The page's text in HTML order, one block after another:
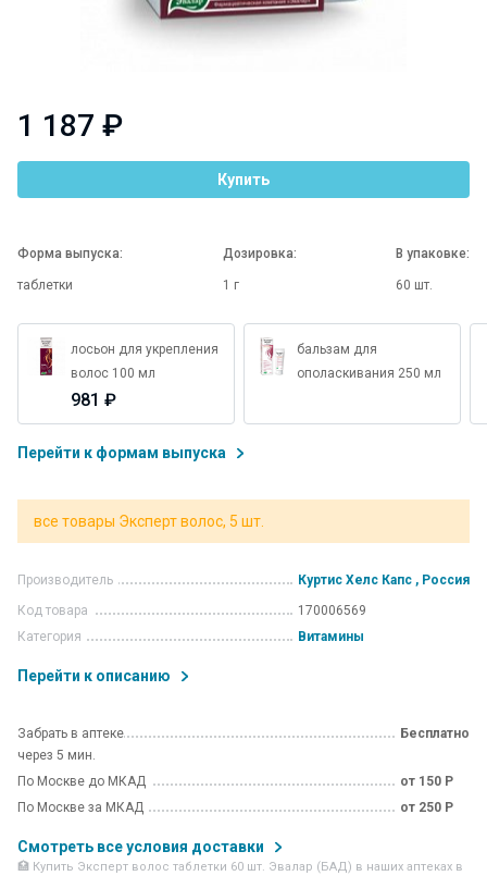
1 187 ₽
Купить
Форма выпуска:
таблетки
Дозировка:
1 г
В упаковке:
60 шт.
лосьон для укрепления
волос 100 мл
981 ₽
бальзам для
ополаскивания 250 мл
Перейти к формам выпуска
все товары Эксперт волос, 5 шт.
Производитель
Куртис Хелс Капс , Россия
Код товара
170006569
Категория
Витамины
Перейти к описанию
Забрать в аптеке
через 5 мин.
Бесплатно
По Москве до МКАД
от 150 Р
По Москве за МКАД
от 250 Р
Смотреть все условия доставки
🏥 Купить Эксперт волос таблетки 60 шт. Эвалар (БАД) в наших аптеках в